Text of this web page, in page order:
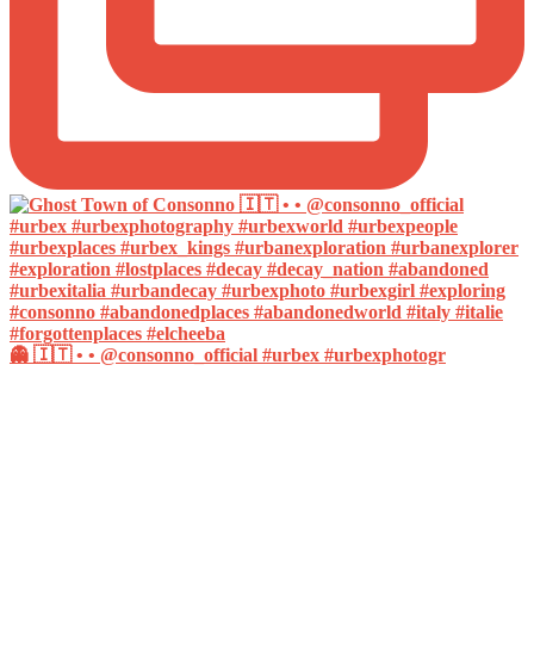
👻 🇮🇹 • • @consonno_official #urbex #urbexphotogr